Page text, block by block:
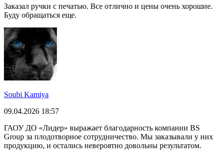
Заказал ручки с печатью. Все отлично и цены очень хорошие.
Буду обращаться еще.
Soubi Kamiya
09.04.2026 18:57
ГАОУ ДО «Лидер» выражает благодарность компании BS
Group за плодотворное сотрудничество. Мы заказывали у них
продукцию, и остались невероятно довольны результатом.